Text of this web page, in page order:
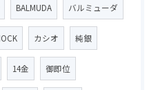
BALMUDA バルミューダ
カシオ 純銀
14金 御即位